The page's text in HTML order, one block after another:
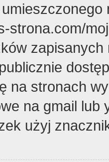
strona.com/
na stronach
na gmail lub
użyj